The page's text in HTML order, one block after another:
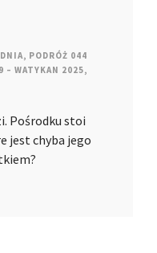
, PODRÓŻ 044
– WATYKAN 2025,
Pośrodku stoi
jest chyba jego